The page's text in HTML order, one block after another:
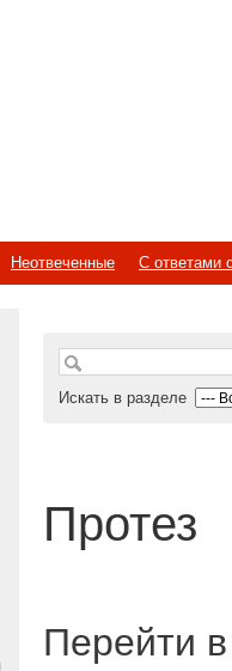
Неотвеченные С ответами
Искать в разделе
Протез
Перейти